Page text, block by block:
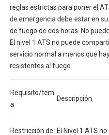
reglas estrictas para poner el
de emergencia debe estar en
de fuego de dos horas. No
El nivel 1 ATS no puede
servicio normal a menos que
resistentes al fuego.
Requisito/tem
a
Descripción
Restricción de El Nivel 1 ATS